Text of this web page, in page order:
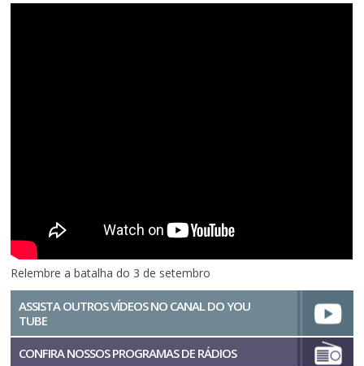
Relembre a batalha do 3 de setembro
ASSISTA OUTROS VÍDEOS NO CANAL DO YOU
TUBE
CONFIRA NOSSOS PROGRAMAS DE RÁDIOS